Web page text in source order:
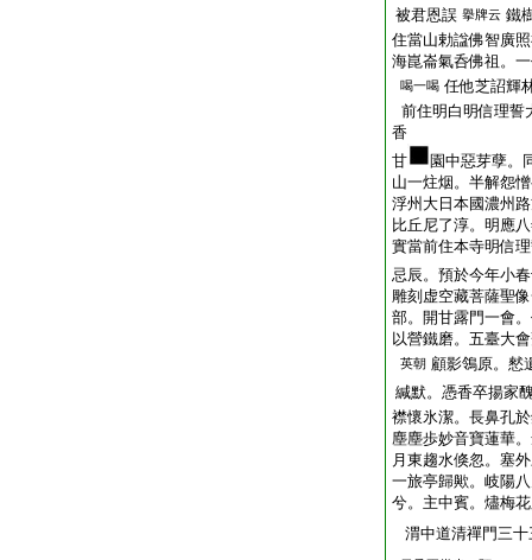
被君恩誤 擧牌云 鐵
住當山勅諡佛智廣
海崑崙氣呑佛祖。
喝一喝 任他芝詔輝
前住明白明信理誓
香
甘
園中惡芽孽。
山一炷烟。半解怨
浮州大日本國濃州
比丘尼了淳。明應
實當前住本寺明信
忌辰。預於今年小
雕刻虚空藏菩薩聖
部。開甘露門一會
以營鐵磨。五臺大
英朝 顧影鴒原。憖
緘默。憑香卒揚家
襟懷氷潔。長鼻孔
塵塵歩妙音寶蓮華
月東趨水倏忽。塞
一旅亭歸歟。岐陽
兮。主中賓。燼梅
渭中道清禪門三